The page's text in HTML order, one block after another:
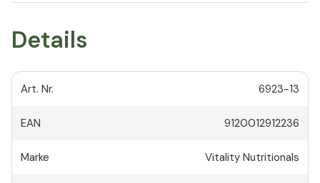
Details
Art. Nr. 6923-13
EAN 9120012912236
Marke Vitality Nutritionals